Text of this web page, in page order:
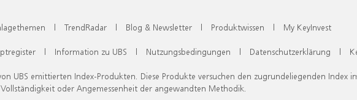
| TrendRadar | Blog & Newsletter | Produktwissen | My KeyInvest
| Information zu UBS | Nutzungsbedingungen | Datenschutzerklärung |
UBS emittierten Index-Produkten. Diese Produkte versuchen den zugrundeliegenden Index
oder Angemessenheit der angewandten Methodik.